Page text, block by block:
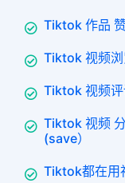
Tiktok 作品
Tiktok 视频
Tiktok 视频
Tiktok 视频
(save）
Tiktok都在用